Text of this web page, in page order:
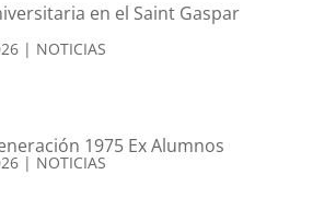
en el Saint Gaspar
| NOTICIAS
1975 Ex Alumnos
| NOTICIAS